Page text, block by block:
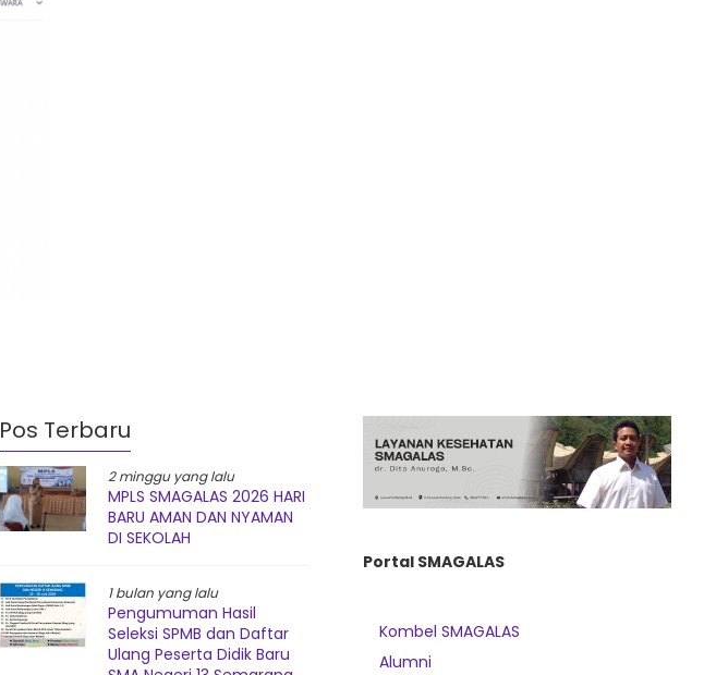
Pos Terbaru
2 minggu yang lalu
MPLS SMAGALAS 2026 HARI
BARU AMAN DAN NYAMAN
DI SEKOLAH
1 bulan yang lalu
Pengumuman Hasil
Seleksi SPMB dan Daftar
Ulang Peserta Didik Baru
Portal SMAGALAS
Kombel SMAGALAS
Alumni